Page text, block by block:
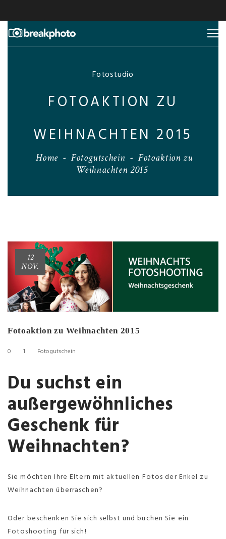
Fotostudio
FOTOAKTION ZU
WEIHNACHTEN 2015
Home - Fotogutschein - Fotoaktion zu
Weihnachten 2015
12
NOV.
Fotoaktion zu Weihnachten 2015
0 1 Fotogutschein
Du suchst ein
außergewöhnliches
Geschenk für
Weihnachten?
Sie möchten Ihre Eltern mit aktuellen Fotos der Enkel zu
Weihnachten überraschen?
Oder beschenken Sie sich selbst und buchen Sie ein
Fotoshooting für sich!